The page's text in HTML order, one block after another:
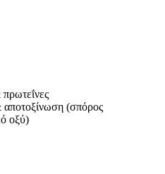
(σπόρος
οξύ)